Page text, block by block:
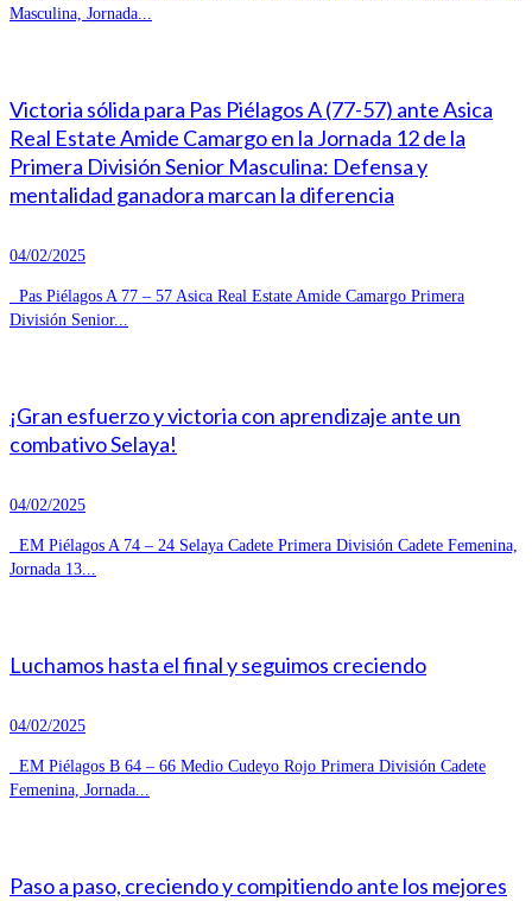
Masculina, Jornada...
Victoria sólida para Pas Piélagos A (77-57) ante Asica
Real Estate Amide Camargo en la Jornada 12 de la
Primera División Senior Masculina: Defensa y
mentalidad ganadora marcan la diferencia
04/02/2025
Pas Piélagos A 77 – 57 Asica Real Estate Amide Camargo Primera
División Senior...
¡Gran esfuerzo y victoria con aprendizaje ante un
combativo Selaya!
04/02/2025
EM Piélagos A 74 – 24 Selaya Cadete Primera División Cadete Femenina,
Jornada 13...
Luchamos hasta el final y seguimos creciendo
04/02/2025
EM Piélagos B 64 – 66 Medio Cudeyo Rojo Primera División Cadete
Femenina, Jornada...
Paso a paso, creciendo y compitiendo ante los mejores